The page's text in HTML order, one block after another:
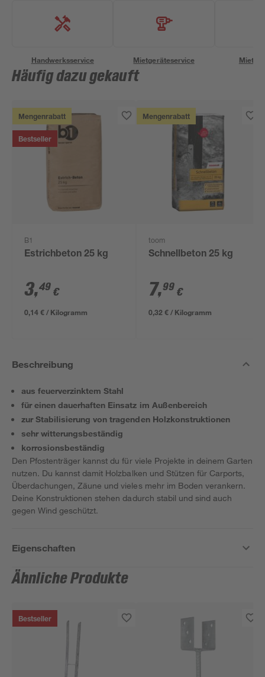
Handwerksservice Mietgeräteservice
Häufig dazu gekauft
Mengenrabatt
Bestseller
B1
Estrichbeton 25 kg
3,49 €
0,14 € / Kilogramm
Mengenrabatt
toom
Schnellbeton 25 kg
7,99 €
0,32 € / Kilogramm
Beschreibung
aus feuerverzinktem Stahl
für einen dauerhaften Einsatz im Außenbereich
zur Stabilisierung von tragenden Holzkonstruktionen
sehr witterungsbeständig
korrosionsbeständig
Den Pfostenträger kannst du für viele Projekte in deinem Garten
nutzen. Du kannst damit Holzbalken und Stützen für Carports,
Überdachungen, Zäune und vieles mehr im Boden verankern.
Deine Konstruktionen stehen dadurch stabil und sind auch
gegen Wind geschützt.
Eigenschaften
Ähnliche Produkte
Bestseller